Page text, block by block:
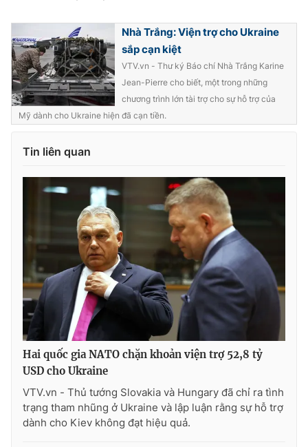
Email:toasoan@vtv.vn
Liên hệ quảng cáo:024-7300.7108
® Cấm sao chép dưới mọi hình thức nếu không có sự chấp
thuận bằng văn bản. Ghi rõ nguồn VTV.vn khi phát hành lại
thông tin từ website này.
Nhà Trắng: Viện trợ cho Ukraine
sắp cạn kiệt
VTV.vn - Thư ký Báo chí Nhà Trắng Karine
Jean-Pierre cho biết, một trong những
chương trình lớn tài trợ cho sự hỗ trợ của
Mỹ dành cho Ukraine hiện đã cạn tiền.
Tin liên quan
Hai quốc gia NATO chặn khoản viện trợ 52,8 tỷ
USD cho Ukraine
VTV.vn - Thủ tướng Slovakia và Hungary đã chỉ ra tình
trạng tham nhũng ở Ukraine và lập luận rằng sự hỗ trợ
dành cho Kiev không đạt hiệu quả.